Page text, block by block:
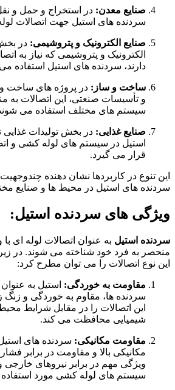
صنایع معدن: در استخراج و حمل و
سردنده های استیل جهت اتصالات
صنایع الکترونیک و پتروشیمی: در
الکترونیک و پتروشیمی که نیاز به
دارند، سردنده های استیل استفاده
ساخت و ساز: در پروژه های ساخت و
و تأسیسات صنعتی، این اتصالات به
سیستم های مختلف استفاده می
صنایع غذایی: در بخش تولیدات غذایی
استیل در سیستم های لوله کشی و
قرار می گیرد.
این تنوع در کاربردها نشان دهنده
سردنده های استیل در محیط ها و صنایع
ویژگی های سردنده استیل:
سردنده استیل به عنوان اتصالات لوله ای
منحصر به فرد خود شناخته می شوند. در
این نوع اتصالات را می توان مطرح کرد:
مقاومت به خوردگی: استیل به
سردنده ها، مقاوم به خوردگی و
این اتصالات را در مقابل شرایط
شیمیایی محافظت می کند.
مقاومت مکانیکی: سردنده های
مکانیکی بالا و مقاومت در برابر
ویژگی مهم در برابر نیروهای خارجی
سیستم های لوله کشی مورد استفاده